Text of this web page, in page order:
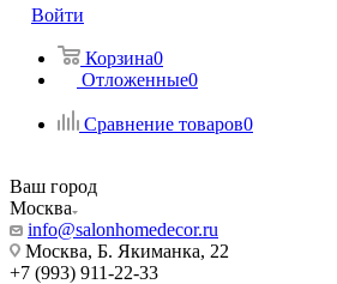
Войти
Корзина0
Отложенные0
Сравнение товаров0
Ваш город
Москва
info@salonhomedecor.ru
Москва, Б. Якиманка, 22
+7 (993) 911-22-33